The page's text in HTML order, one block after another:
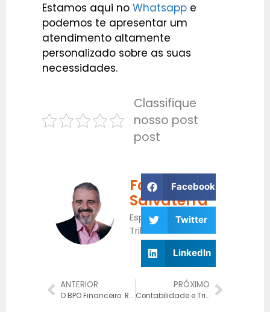
Estamos aqui no Whatsapp e
podemos te apresentar um
atendimento altamente
personalizado sobre as suas
necessidades.
Classifique
nosso post
post
Fabrício
Salvaterra
Especialista
Tributário
Facebook
Twitter
LinkedIn
ANTERIOR
O BPO Financeiro: Reforma Tributária de 2025
PRÓXIMO
Contabilidade e Tributação para Supermercados